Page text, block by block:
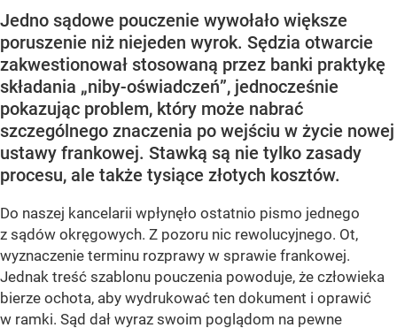
Jedno sądowe pouczenie wywołało większe
poruszenie niż niejeden wyrok. Sędzia otwarcie
zakwestionował stosowaną przez banki praktykę
składania „niby-oświadczeń”, jednocześnie
pokazując problem, który może nabrać
szczególnego znaczenia po wejściu w życie nowej
ustawy frankowej. Stawką są nie tylko zasady
procesu, ale także tysiące złotych kosztów.
Do naszej kancelarii wpłynęło ostatnio pismo jednego
z sądów okręgowych. Z pozoru nic rewolucyjnego. Ot,
wyznaczenie terminu rozprawy w sprawie frankowej.
Jednak treść szablonu pouczenia powoduje, że człowieka
bierze ochota, aby wydrukować ten dokument i oprawić
w ramki. Sąd dał wyraz swoim poglądom na pewne